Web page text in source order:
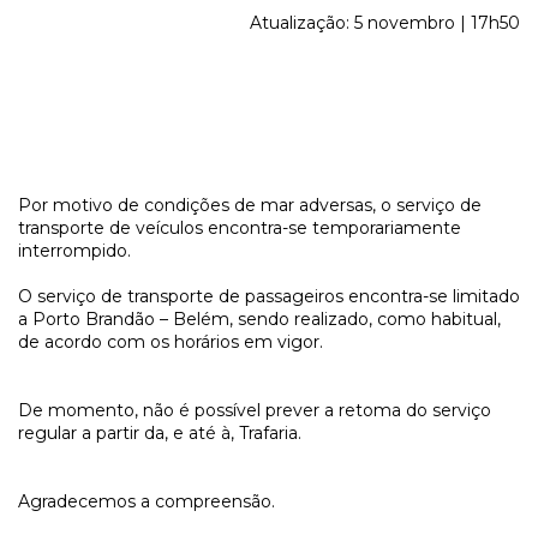
Atualização: 5 novembro | 17h50
Por motivo de condições de mar adversas, o serviço de
transporte de veículos encontra-se temporariamente
interrompido.
O serviço de transporte de passageiros encontra-se limitado
a Porto Brandão – Belém, sendo realizado, como habitual,
de acordo com os horários em vigor.
De momento, não é possível prever a retoma do serviço
regular a partir da, e até à, Trafaria.
Agradecemos a compreensão.